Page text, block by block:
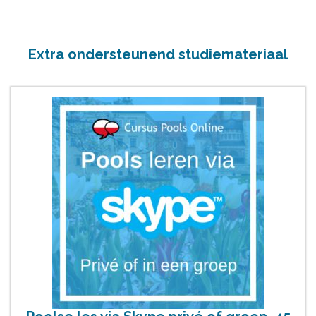
Extra ondersteunend studiemateriaal